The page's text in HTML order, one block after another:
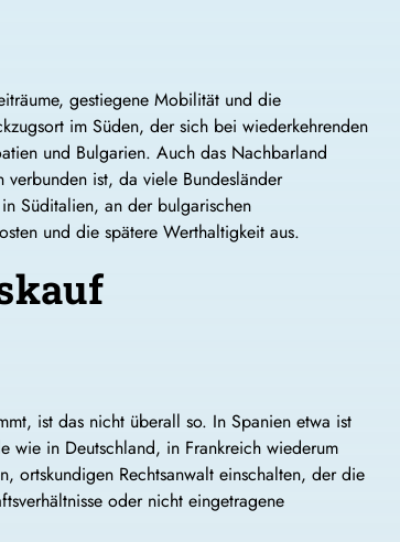
gestiegene Mobilität und die
im Süden, der sich bei wiederkehrenden
und Bulgarien. Auch das Nachbarland
verbunden ist, da viele Bundesländer
Süditalien, an der bulgarischen
und die spätere Werthaltigkeit aus.
ist das nicht überall so. In Spanien etwa ist
wie in Deutschland, in Frankreich wiederum
ortskundigen Rechtsanwalt einschalten, der die
oder nicht eingetragene